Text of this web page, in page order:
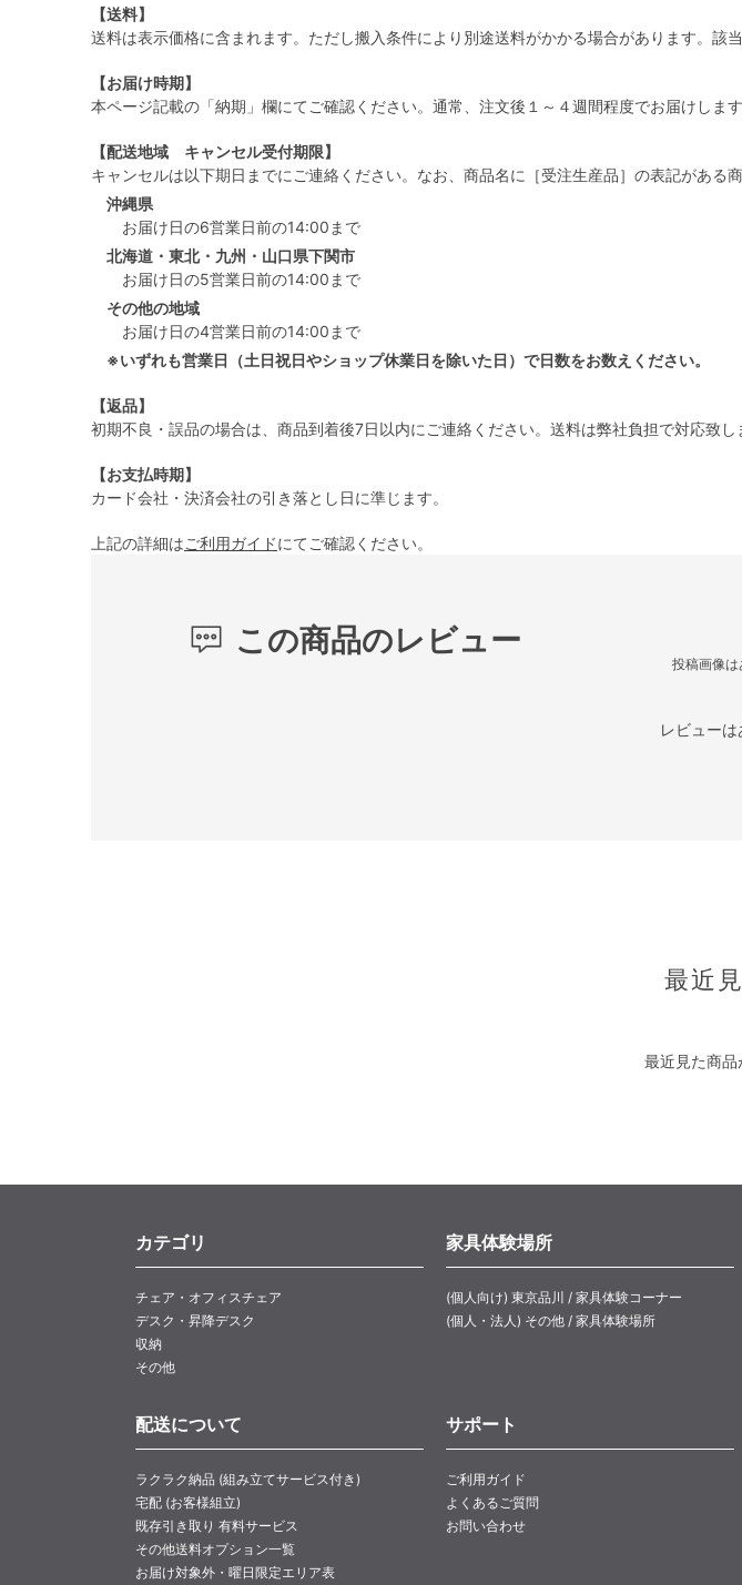
【送料】
送料は表示価格に含まれます。ただし搬入条件により別途送料がかかる場合があります。該
【お届け時期】
本ページ記載の「納期」欄にてご確認ください。通常、注文後１～４週間程度でお届けしま
【配送地域 キャンセル受付期限】
キャンセルは以下期日までにご連絡ください。なお、商品名に［受注生産品］の表記がある
沖縄県
お届け日の6営業日前の14:00まで
北海道・東北・九州・山口県下関市
お届け日の5営業日前の14:00まで
その他の地域
お届け日の4営業日前の14:00まで
※いずれも営業日（土日祝日やショップ休業日を除いた日）で日数をお数えください。
【返品】
初期不良・誤品の場合は、商品到着後7日以内にご連絡ください。送料は弊社負担で対応致し
【お支払時期】
カード会社・決済会社の引き落とし日に準じます。
上記の詳細はご利用ガイドにてご確認ください。
この商品のレビュー
投稿画像は
レビューは
最近
最近見た商品
カテゴリ
チェア・オフィスチェア
デスク・昇降デスク
収納
その他
家具体験場所
(個人向け) 東京品川 / 家具体験コーナー
(個人・法人) その他 / 家具体験場所
配送について
ラクラク納品 (組み立てサービス付き)
宅配 (お客様組立)
既存引き取り 有料サービス
その他送料オプション一覧
お届け対象外・曜日限定エリア表
サポート
ご利用ガイド
よくあるご質問
お問い合わせ